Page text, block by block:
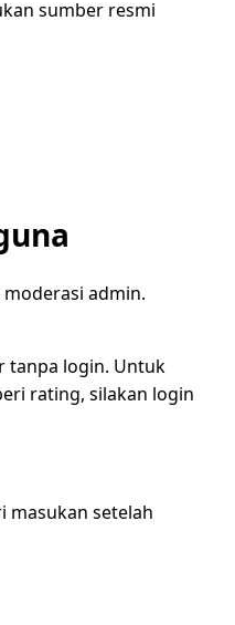
sumber resmi
admin.
tanpa login. Untuk
rating, silakan login
masukan setelah